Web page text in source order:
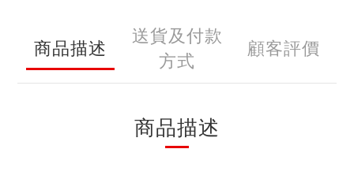
商品描述
送貨及付款
方式
顧客評價
商品描述